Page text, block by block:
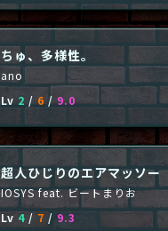
ちゅ、多様性。
ano
Lv 2 / 6 / 9.0
超人ひじりのエアマッソー
IOSYS feat. ビートまりお
Lv 4 / 7 / 9.3